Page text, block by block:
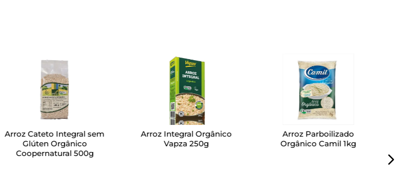
Arroz Cateto Integral sem
Glúten Orgânico
Coopernatural 500g
Arroz Integral Orgânico
Vapza 250g
Arroz Parboilizado
Orgânico Camil 1kg